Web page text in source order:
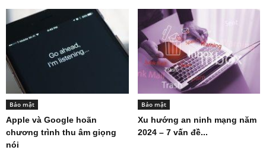
Bảo mật
Apple và Google hoãn
chương trình thu âm giọng
nói
Bảo mật
Xu hướng an ninh mạng năm
2024 – 7 vấn đề...